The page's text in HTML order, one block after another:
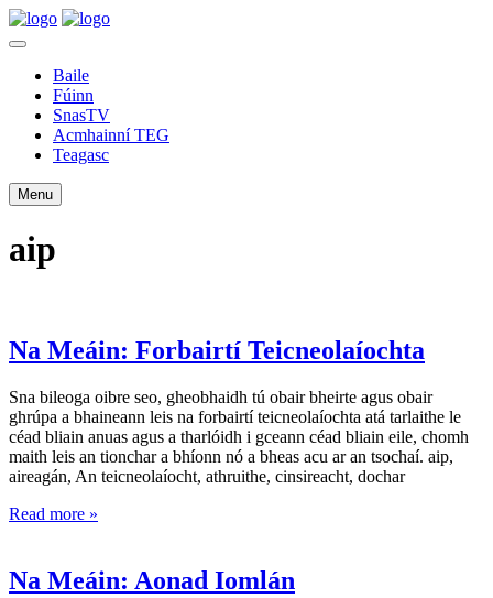
Baile
Fúinn
SnasTV
Acmhainní TEG
Teagasc
Menu
aip
Na Meáin: Forbairtí Teicneolaíochta
Sna bileoga oibre seo, gheobhaidh tú obair bheirte agus obair
ghrúpa a bhaineann leis na forbairtí teicneolaíochta atá tarlaithe le
céad bliain anuas agus a tharlóidh i gceann céad bliain eile, chomh
maith leis an tionchar a bhíonn nó a bheas acu ar an tsochaí. aip,
aireagán, An teicneolaíocht, athruithe, cinsireacht, dochar
Read more »
Na Meáin: Aonad Iomlán